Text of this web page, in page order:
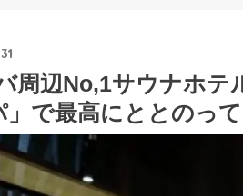
周辺No,1サウナホ
で最高にととのっ